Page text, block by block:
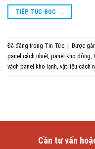
TIẾP TỤC ĐỌC →
Đã đăng trong Tin Tức | Được
panel cách nhiệt, panel kho đông,
vách panel kho lạnh, vật liệu cách
Cần tư vấn